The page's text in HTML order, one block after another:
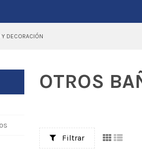
DECORACIÓN
OTROS
Filtrar